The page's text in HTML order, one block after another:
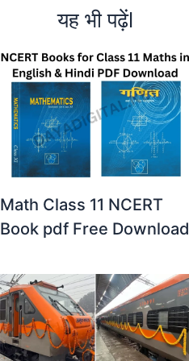
यह भी पढ़ेंl
Math Class 11 NCERT
Book pdf Free Download